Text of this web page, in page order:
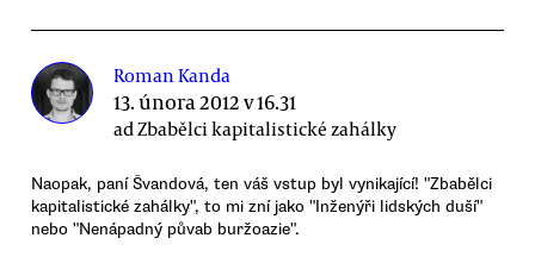
Roman Kanda
13. února 2012 v 16.31
ad Zbabělci kapitalistické zahálky
Naopak, paní Švandová, ten váš vstup byl vynikající! "Zbabělci
kapitalistické zahálky", to mi zní jako "Inženýři lidských duší"
nebo "Nenápadný půvab buržoazie".